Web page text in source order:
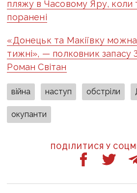
пляжу в Часовому Яру, коли
поранені
«Донецьк та Макіївку можна
тижні», — полковник запасу
Роман Світан
війна наступ обстріли
окупанти
ПОДІЛИТИСЯ У